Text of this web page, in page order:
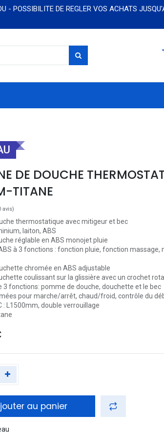
- POSSIBILITE DE REGLER VOS ACHATS
DE DOUCHE
TITANE
avis)
thermostatique avec mitigeur et bec
laiton, ABS
réglable en ABS monojet pluie
à 3 fonctions : fonction pluie, fonction massage,
chromée en ABS adjustable
coulissant sur la glissière avec un crochet
3 fonctions: pomme de douche, douchette et le bec
pour marche/arrêt, chaud/froid, contrôle du
: L1500mm, double verrouillage
au panier